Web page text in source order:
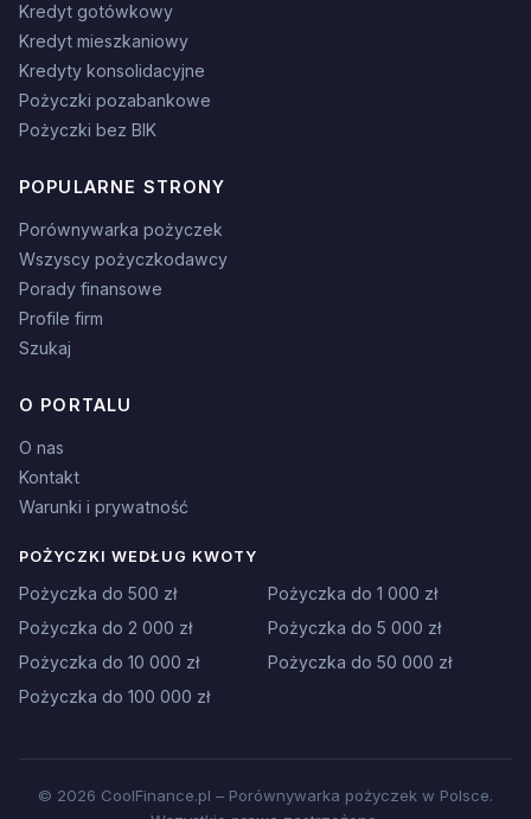
Kredyt gotówkowy
Kredyt mieszkaniowy
Kredyty konsolidacyjne
Pożyczki pozabankowe
Pożyczki bez BIK
POPULARNE STRONY
Porównywarka pożyczek
Wszyscy pożyczkodawcy
Porady finansowe
Profile firm
Szukaj
O PORTALU
O nas
Kontakt
Warunki i prywatność
POŻYCZKI WEDŁUG KWOTY
Pożyczka do 500 zł
Pożyczka do 1 000 zł
Pożyczka do 2 000 zł
Pożyczka do 5 000 zł
Pożyczka do 10 000 zł
Pożyczka do 50 000 zł
Pożyczka do 100 000 zł
© 2026 CoolFinance.pl – Porównywarka pożyczek w Polsce.